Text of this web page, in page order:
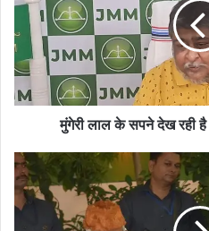
सपने
रही
है
सुप्रियो
मुंगेरी लाल के सपने देख रही है
राबड़ी
देवी
के